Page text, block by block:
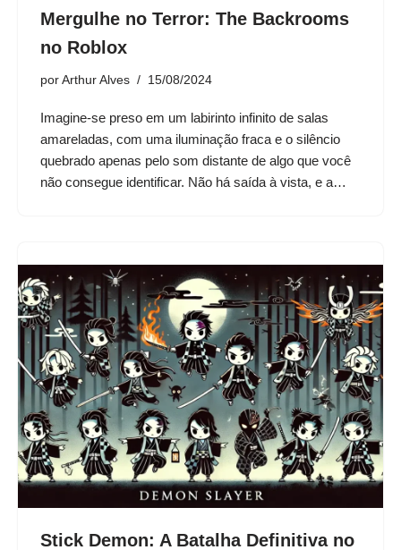
Mergulhe no Terror: The Backrooms
no Roblox
por Arthur Alves 15/08/2024
Imagine-se preso em um labirinto infinito de salas
amareladas, com uma iluminação fraca e o silêncio
quebrado apenas pelo som distante de algo que você
não consegue identificar. Não há saída à vista, e a…
Stick Demon: A Batalha Definitiva no